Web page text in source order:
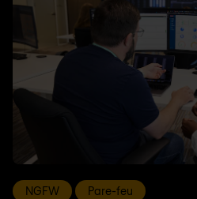
NGFW Pare-feu